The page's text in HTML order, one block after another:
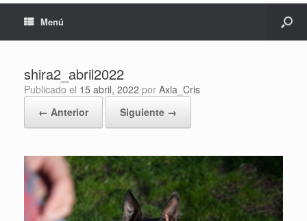
Menú
shira2_abril2022
Publicado el 15 abril, 2022 por Axla_Cris
← Anterior
Siguiente →